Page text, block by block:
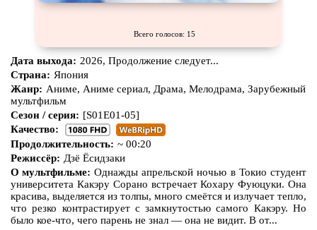
Всего голосов: 15
Дата выхода: 2026, Продолжение следует...
Страна: Япония
Жанр: Аниме, Аниме сериал, Драма, Мелодрама, Зарубежный
мультфильм
Сезон / серия: [S01E01-05]
Качество:
Продолжительность: ~ 00:20
Режиссёр: Дзё Ёсидзаки
О мультфильме: Однажды апрельской ночью в Токио студент
университета Какэру Сорано встречает Кохару Фуюцуки. Она
красива, выделяется из толпы, много смеётся и излучает тепло,
что резко контрастирует с замкнутостью самого Какэру. Но
было кое-что, чего парень не знал — она не видит. В от...